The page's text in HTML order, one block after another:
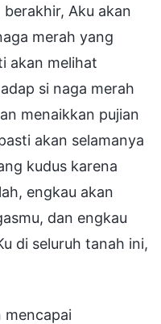
Aku akan
merah yang
akan melihat
si naga merah
menaikkan pujian
akan selamanya
kudus karena
engkau akan
dan engkau
di seluruh tanah ini,
mencapai